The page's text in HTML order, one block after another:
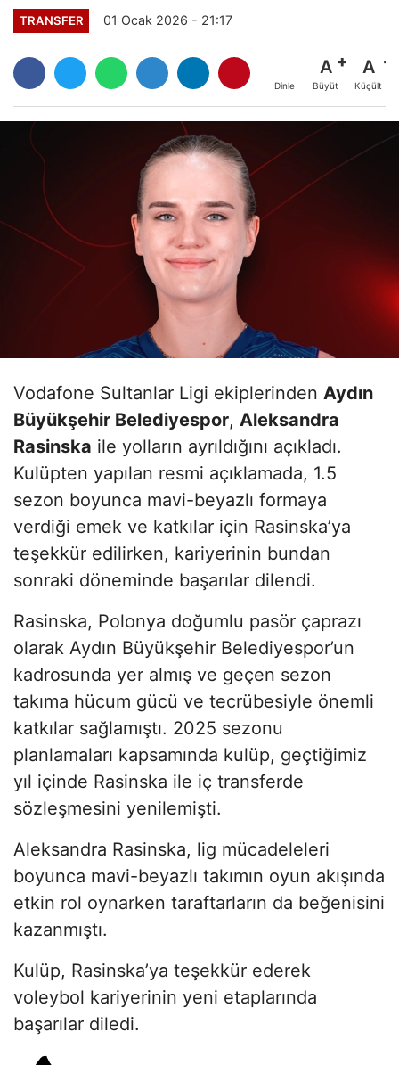
TRANSFER 01 Ocak 2026 - 21:17
Dinle
A
Büyüt
A
Küçült
Vodafone Sultanlar Ligi ekiplerinden Aydın
Büyükşehir Belediyespor, Aleksandra
Rasinska ile yolların ayrıldığını açıkladı.
Kulüpten yapılan resmi açıklamada, 1.5
sezon boyunca mavi-beyazlı formaya
verdiği emek ve katkılar için Rasinska’ya
teşekkür edilirken, kariyerinin bundan
sonraki döneminde başarılar dilendi.
Rasinska, Polonya doğumlu pasör çaprazı
olarak Aydın Büyükşehir Belediyespor’un
kadrosunda yer almış ve geçen sezon
takıma hücum gücü ve tecrübesiyle önemli
katkılar sağlamıştı. 2025 sezonu
planlamaları kapsamında kulüp, geçtiğimiz
yıl içinde Rasinska ile iç transferde
sözleşmesini yenilemişti.
Aleksandra Rasinska, lig mücadeleleri
boyunca mavi-beyazlı takımın oyun akışında
etkin rol oynarken taraftarların da beğenisini
kazanmıştı.
Kulüp, Rasinska’ya teşekkür ederek
voleybol kariyerinin yeni etaplarında
başarılar diledi.